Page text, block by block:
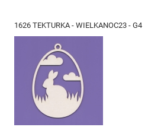
1626 TEKTURKA - WIELKANOC23 - G4